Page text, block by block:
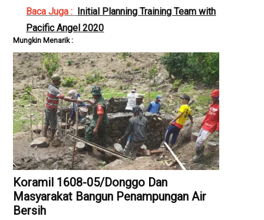
Baca Juga : Initial Planning Training Team with
Pacific Angel 2020
Mungkin Menarik :
Koramil 1608-05/Donggo Dan
Masyarakat Bangun Penampungan Air
Bersih